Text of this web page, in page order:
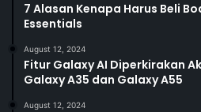
7 Alasan Kenapa Harus Beli
Essentials
August 12, 2024
Fitur Galaxy AI Diperkirakan
Galaxy A35 dan Galaxy A55
August 12, 2024